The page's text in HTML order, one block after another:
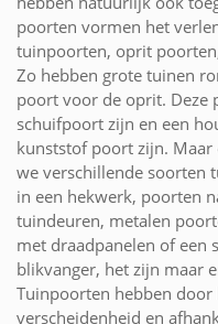
poorten vormen het
tuinpoorten, oprit
Zo hebben grote tuinen
poort voor de oprit. Deze
schuifpoort zijn en een
kunststof poort zijn.
we verschillende soorten
in een hekwerk, poorten
tuindeuren, metalen
met draadpanelen of een
blikvanger, het zijn maar
Tuinpoorten hebben door
verscheidenheid en